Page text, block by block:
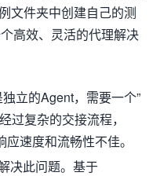
文件夹中创建自己的测
高效、灵活的代理解决
立的Agent，需要一个”
过复杂的交接流程，
速度和流畅性不佳。
决此问题。基于